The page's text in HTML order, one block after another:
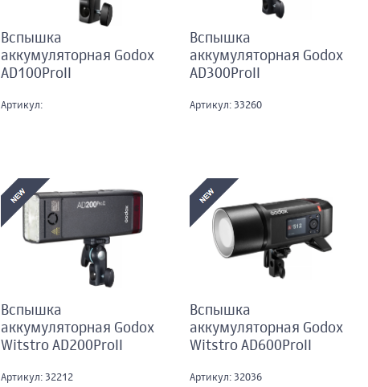
Вспышка
аккумуляторная Godox
AD100ProII
Артикул:
Вспышка
аккумуляторная Godox
AD300ProII
Артикул: 33260
Вспышка
аккумуляторная Godox
Witstro AD200ProII
Артикул: 32212
Вспышка
аккумуляторная Godox
Witstro AD600ProII
Артикул: 32036